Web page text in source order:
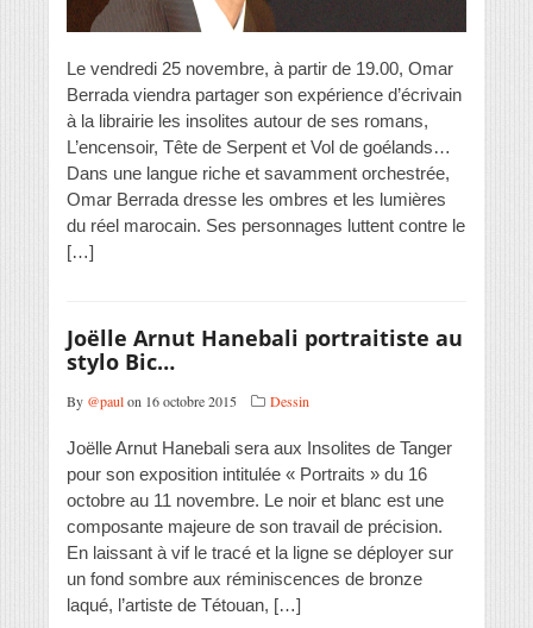
Le vendredi 25 novembre, à partir de 19.00, Omar
Berrada viendra partager son expérience d’écrivain
à la librairie les insolites autour de ses romans,
L’encensoir, Tête de Serpent et Vol de goélands…
Dans une langue riche et savamment orchestrée,
Omar Berrada dresse les ombres et les lumières
du réel marocain. Ses personnages luttent contre le
[…]
Joëlle Arnut Hanebali portraitiste au
stylo Bic…
By @paulon 16 octobre 2015 Dessin
Joëlle Arnut Hanebali sera aux Insolites de Tanger
pour son exposition intitulée « Portraits » du 16
octobre au 11 novembre. Le noir et blanc est une
composante majeure de son travail de précision.
En laissant à vif le tracé et la ligne se déployer sur
un fond sombre aux réminiscences de bronze
laqué, l’artiste de Tétouan, […]